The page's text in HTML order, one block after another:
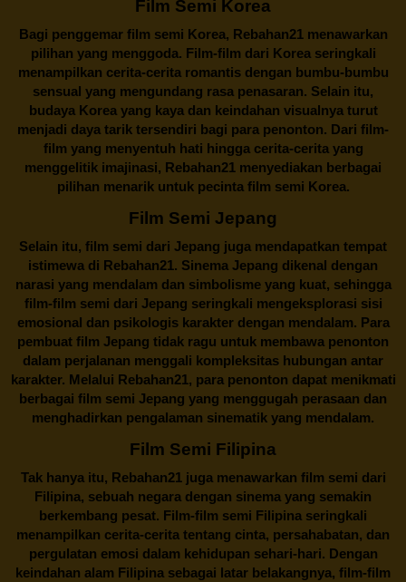
Film Semi Korea
Bagi penggemar film semi Korea, Rebahan21menawarkan
pilihan yang menggoda. Film-film dari Korea seringkali
menampilkan cerita-cerita romantis dengan bumbu-bumbu
sensual yang mengundang rasa penasaran. Selain itu,
budaya Korea yang kaya dan keindahan visualnya turut
menjadi daya tarik tersendiri bagi para penonton. Dari film-
film yang menyentuh hati hingga cerita-cerita yang
menggelitik imajinasi, Rebahan21 menyediakan berbagai
pilihan menarik untuk pecinta film semi Korea.
Film Semi Jepang
Selain itu, film semi dari Jepang juga mendapatkan tempat
istimewa di Rebahan21. Sinema Jepang dikenal dengan
narasi yang mendalam dan simbolisme yang kuat, sehingga
film-film semi dari Jepang seringkali mengeksplorasi sisi
emosional dan psikologis karakter dengan mendalam. Para
pembuat film Jepang tidak ragu untuk membawa penonton
dalam perjalanan menggali kompleksitas hubungan antar
karakter. Melalui Rebahan21, para penonton dapat menikmati
berbagai film semi Jepang yang menggugah perasaan dan
menghadirkan pengalaman sinematik yang mendalam.
Film Semi Filipina
Tak hanya itu, Rebahan21juga menawarkan film semi dari
Filipina, sebuah negara dengan sinema yang semakin
berkembang pesat. Film-film semi Filipina seringkali
menampilkan cerita-cerita tentang cinta, persahabatan, dan
pergulatan emosi dalam kehidupan sehari-hari. Dengan
keindahan alam Filipina sebagai latar belakangnya, film-film